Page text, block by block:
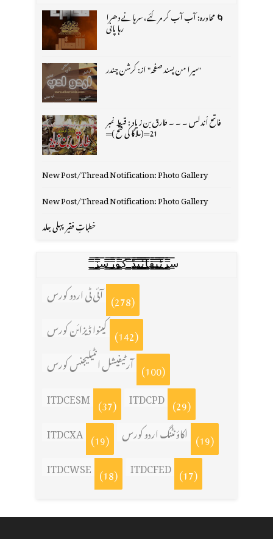
🌀 محاورہ: آب آب کر مر گئے، سرہانے دھرا
رہا پانی
"میرا من پسند صفحہ" از: کرشن چندر
فاتح اُندلس ۔ ۔ ۔ طارق بن زیاد : قسط نمبر
21═(ملاگا کی فتح )═
New Post/Thread Notification: Photo Gallery
New Post/Thread Notification: Photo Gallery
خطباتِ فقیر پہلی جلد
س̳̿͟͞ر̳̿͟͞ٹ̳̿͟͞ی̳̿͟͞ف̳̿͟͞ا̳̿͟͞ي̳̳̿ٔ̿͟͟͞͞ی̳̿͟͞ڈ̳̿͟͞ ̳̿͟͞ک̳̿͟͞و̳̿͟͞ر̳̿͟͞س̳̿͟͞ز̳̿͟͞
آئی ٹی اردو کورس (278)
کینوا ڈیزائن کورس (142)
آرٹیفیشل انٹیلیجنس کورس (100)
ITDCESM (37) ITDCPD (29)
ITDCXA (19) اکاؤنٹنگ اردو کورس (19)
ITDCWSE (18) ITDCFED (17)